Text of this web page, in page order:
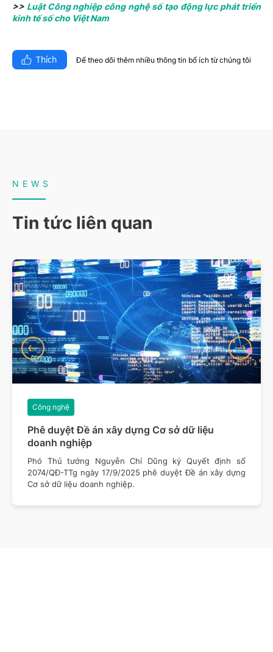
>> Luật Công nghiệp công nghệ số tạo động lực phát triển
kinh tế số cho Việt Nam
Thích Để theo dõi thêm nhiều thông tin bổ ích từ chúng tôi​
NEWS
Tin tức liên quan
Phê duyệt Đề án xây dựng Cơ sở dữ liệu
doanh nghiệp
Công nghệ
Phó Thủ tướng Nguyễn Chí Dũng ký Quyết định số
2074/QĐ-TTg ngày 17/9/2025 phê duyệt Đề án xây dựng
Cơ sở dữ liệu doanh nghiệp.